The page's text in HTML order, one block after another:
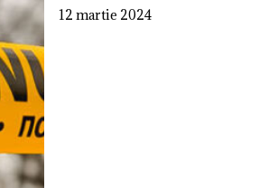
12 martie 2024